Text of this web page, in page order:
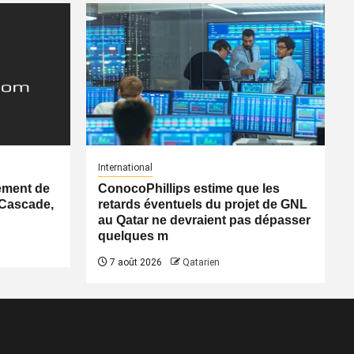
de
International
ConocoPhillips estime que les
retards éventuels du projet de GNL
au Qatar ne devraient pas dépasser
quelques m
7 août 2026 Qatarien